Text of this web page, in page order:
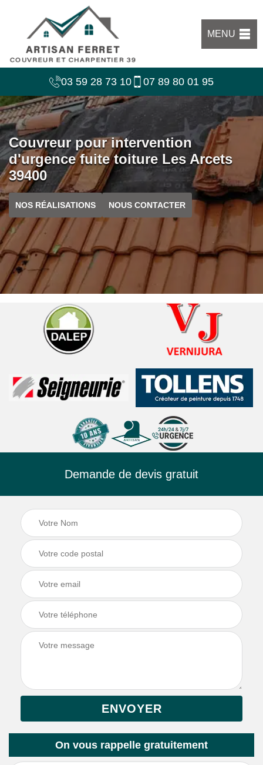
MENU
03 59 28 73 10 07 89 80 01 95
Couvreur pour intervention
d'urgence fuite toiture Les Arcets
39400
NOS RÉALISATIONS NOUS CONTACTER
Demande de devis gratuit
On vous rappelle gratuitement